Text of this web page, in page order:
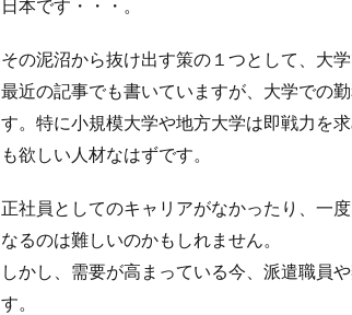
日本です・・・。
その泥沼から抜け出す策の１つとして、大
最近の記事でも書いていますが、大学での
す。特に小規模大学や地方大学は即戦力を
も欲しい人材なはずです。
正社員としてのキャリアがなかったり、一
なるのは難しいのかもしれません。
しかし、需要が高まっている今、派遣職員
す。